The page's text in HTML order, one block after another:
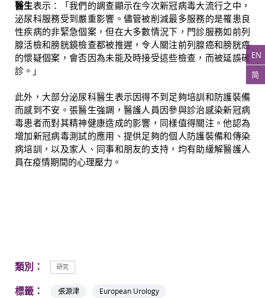
EN
简
醫生表示：「我們的調查顯示在今次新冠病毒大流行之中，
泌尿科服務受到嚴重影響。儘管被削減最多服務的是罹患良
性疾病的非緊急個案，但在大多數情況下，門診服務如前列
腺活檢和膀胱鏡檢查都被推遲，令人關注前列腺癌和膀胱癌
的懷疑個案，會否因為未能及時接受這些檢查，而被延誤確
診。」
此外，大部分泌尿科醫生表示因得不到足夠培訓和防護裝備
而感到不安。張醫生強調，醫護人員因參與診治感染新冠病
毒患者而對其精神健康造成的影響，同樣值得關注。他認為
增加新冠病毒測試的應用、提供足夠的個人防護裝備和傳染
病培訓，以及家人、同事和朋友的支持，均有助緩解醫護人
員在疫情期間的心理壓力。
類別： 研究
標籤： 張源津
European Urology